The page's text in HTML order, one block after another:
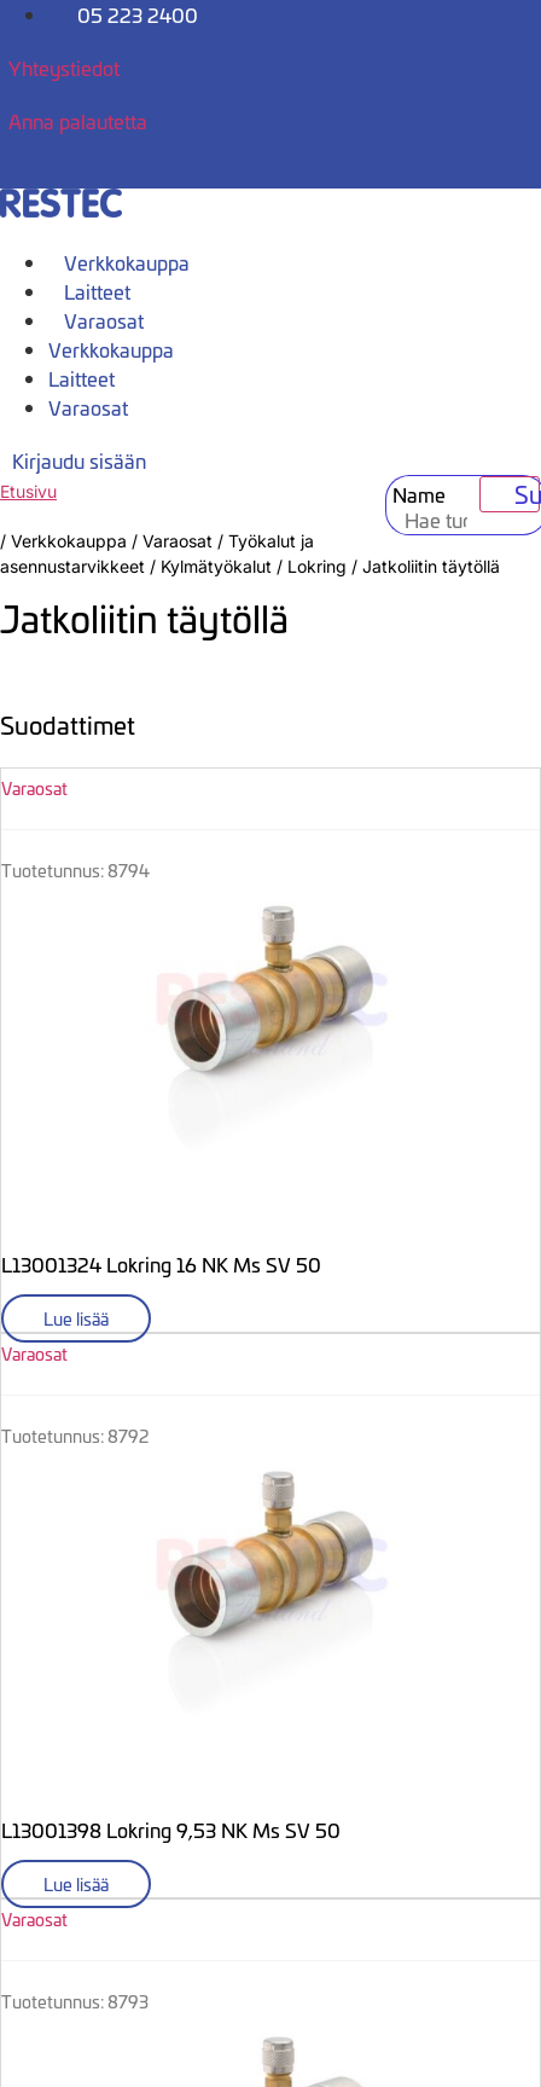
Mene
05 223 2400
Yhteystiedot
Anna palautetta
Verkkokauppa
Laitteet
Varaosat
Verkkokauppa
Laitteet
Varaosat
Kirjaudu sisään
Name
Etusivu
/ Verkkokauppa / Varaosat / Työkalut ja
asennustarvikkeet / Kylmätyökalut / Lokring / Jatkoliitin täytöllä
Jatkoliitin täytöllä
Suodattimet
Varaosat
Tuotetunnus: 8794
L13001324 Lokring 16 NK Ms SV 50
Lue lisää
Varaosat
Tuotetunnus: 8792
L13001398 Lokring 9,53 NK Ms SV 50
Lue lisää
Varaosat
Tuotetunnus: 8793